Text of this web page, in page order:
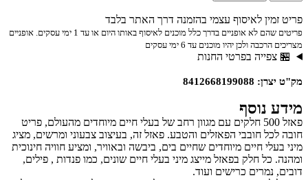
פריט זמין לאיסוף עצמי בהזמנה דרך האתר בלבד
פריטים שהם לא אופניים בדרך כלל מוכנים לאיסוף באותו היום או עד 1 ימי עסקים. אופניים
מצריכים הרכבה ולכן יהיו מוכנים עד 6 ימי עסקים
🏪 צפייה בפרטי החנות
מק"ט יצרן: 8412668199088
מידע נוסף
פאזל 500 חלקים עם מגוון רחב של בעלי חיים מיוחדים מהעולם, פריט
חובה לכל חובבי הפאזלים והטבע. פאזל זה, בעיצוב צבעוני ומרשים, מציג
מיני בעלי חיים מיוחדים שחיים בים, ביבשה ובאוויר, ומציע חוויה חינוכית
ומהנה. כל חלק בפאזל מייצג מיני בעלי חיים שונים, כמו פנדות , פילים,
דובים, נמרים כרישים ועוד.